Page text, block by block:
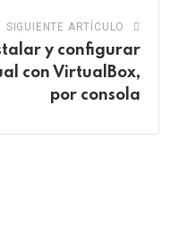
SIGUIENTE ARTÍCULO
y configurar
con VirtualBox,
por consola